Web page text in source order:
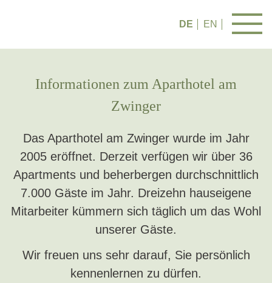
DE EN
Informationen zum Aparthotel am
Zwinger
Das Aparthotel am Zwinger wurde im Jahr
2005 eröffnet. Derzeit verfügen wir über 36
Apartments und beherbergen durchschnittlich
7.000 Gäste im Jahr. Dreizehn hauseigene
Mitarbeiter kümmern sich täglich um das Wohl
unserer Gäste.
Wir freuen uns sehr darauf, Sie persönlich
kennenlernen zu dürfen.